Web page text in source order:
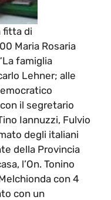
fitta di
Maria Rosaria
famiglia
Lehner; alle
il segretario
Iannuzzi, Fulvio
degli italiani
della Provincia
l’On. Tonino
con 4
con un